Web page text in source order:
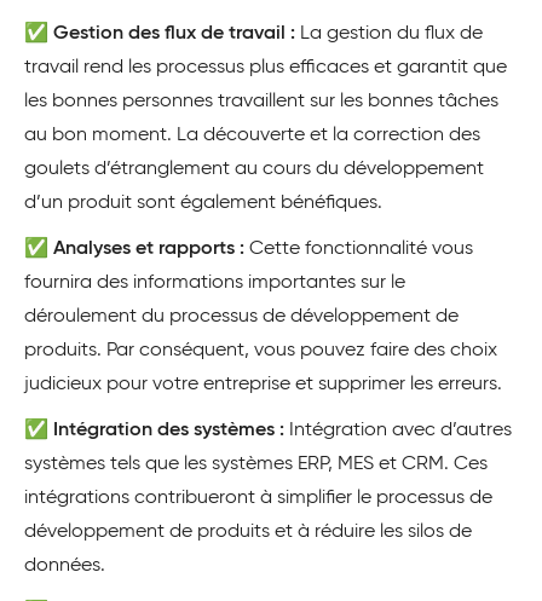
✅ Gestion des flux de travail : La gestion du flux de
travail rend les processus plus efficaces et garantit que
les bonnes personnes travaillent sur les bonnes tâches
au bon moment. La découverte et la correction des
goulets d’étranglement au cours du développement
d’un produit sont également bénéfiques.
✅ Analyses et rapports : Cette fonctionnalité vous
fournira des informations importantes sur le
déroulement du processus de développement de
produits. Par conséquent, vous pouvez faire des choix
judicieux pour votre entreprise et supprimer les erreurs.
✅ Intégration des systèmes : Intégration avec d’autres
systèmes tels que les systèmes ERP, MES et CRM. Ces
intégrations contribueront à simplifier le processus de
développement de produits et à réduire les silos de
données.